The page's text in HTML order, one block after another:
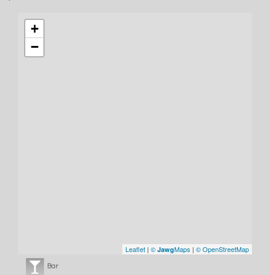
+
−
Leaflet | © JawgMaps | © OpenStreetMap
Bar